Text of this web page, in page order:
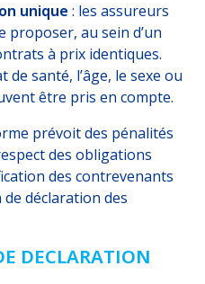
unique : les assureurs
proposer, au sein d’un
à prix identiques.
de santé, l’âge, le sexe ou
être pris en compte.
prévoit des pénalités
des obligations
des contrevenants
déclaration des
DECLARATION